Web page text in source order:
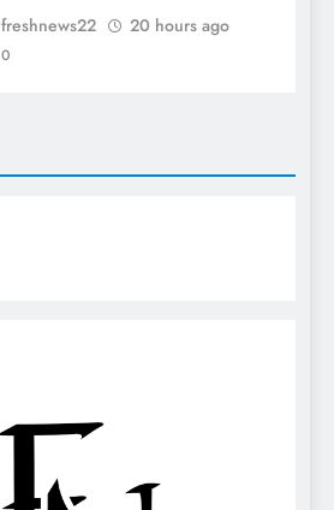
freshnews22 20 hours ago
0